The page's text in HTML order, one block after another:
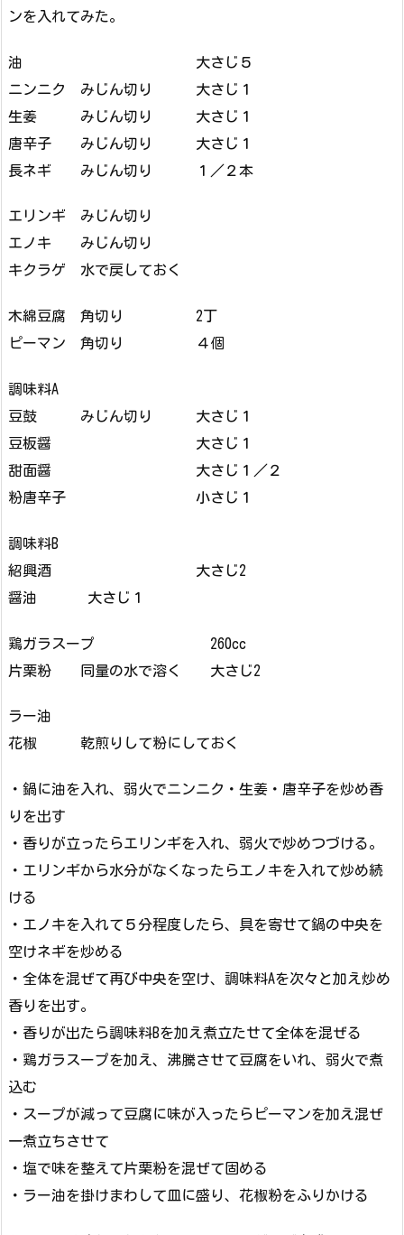
ンを入れてみた。
油 大さじ５
ニンニク みじん切り 大さじ１
生姜 みじん切り 大さじ１
唐辛子 みじん切り 大さじ１
長ネギ みじん切り １／２本
エリンギ みじん切り
エノキ みじん切り
キクラゲ 水で戻しておく
木綿豆腐 角切り 2丁
ピーマン 角切り ４個
調味料A
豆鼓 みじん切り 大さじ１
豆板醤 大さじ１
甜面醤 大さじ１／２
粉唐辛子 小さじ１
調味料B
紹興酒 大さじ2
醤油 大さじ１
鶏ガラスープ 260cc
片栗粉 同量の水で溶く 大さじ2
ラー油
花椒 乾煎りして粉にしておく
・鍋に油を入れ、弱火でニンニク・生姜・唐辛子を炒め香
りを出す
・香りが立ったらエリンギを入れ、弱火で炒めつづける。
・エリンギから水分がなくなったらエノキを入れて炒め続
ける
・エノキを入れて５分程度したら、具を寄せて鍋の中央を
空けネギを炒める
・全体を混ぜて再び中央を空け、調味料Aを次々と加え炒め
香りを出す。
・香りが出たら調味料Bを加え煮立たせて全体を混ぜる
・鶏ガラスープを加え、沸騰させて豆腐をいれ、弱火で煮
込む
・スープが減って豆腐に味が入ったらピーマンを加え混ぜ
一煮立ちさせて
・塩で味を整えて片栗粉を混ぜて固める
・ラー油を掛けまわして皿に盛り、花椒粉をふりかける